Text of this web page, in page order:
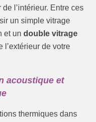
de l’intérieur. Entre ces
un simple vitrage
et undouble vitrage
l’extérieur de votre
acoustique et
thermiques dans